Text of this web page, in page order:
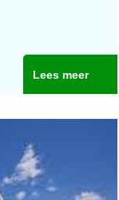
Lees meer